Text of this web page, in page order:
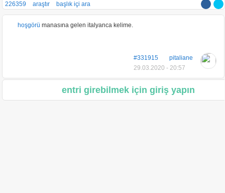
226359 araştır başlık içi ara
hoşgörü manasına gelen italyanca kelime.
#331915
pitaliane
29.03.2020 - 20:57
entri girebilmek için giriş yapın